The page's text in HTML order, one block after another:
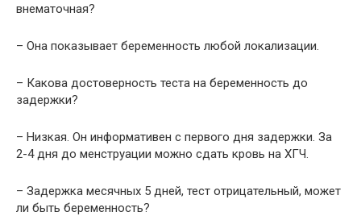
внематочная?
– Она показывает беременность любой локализации.
– Какова достоверность теста на беременность до
задержки?
– Низкая. Он информативен с первого дня задержки. За
2-4 дня до менструации можно сдать кровь на ХГЧ.
– Задержка месячных 5 дней, тест отрицательный, может
ли быть беременность?